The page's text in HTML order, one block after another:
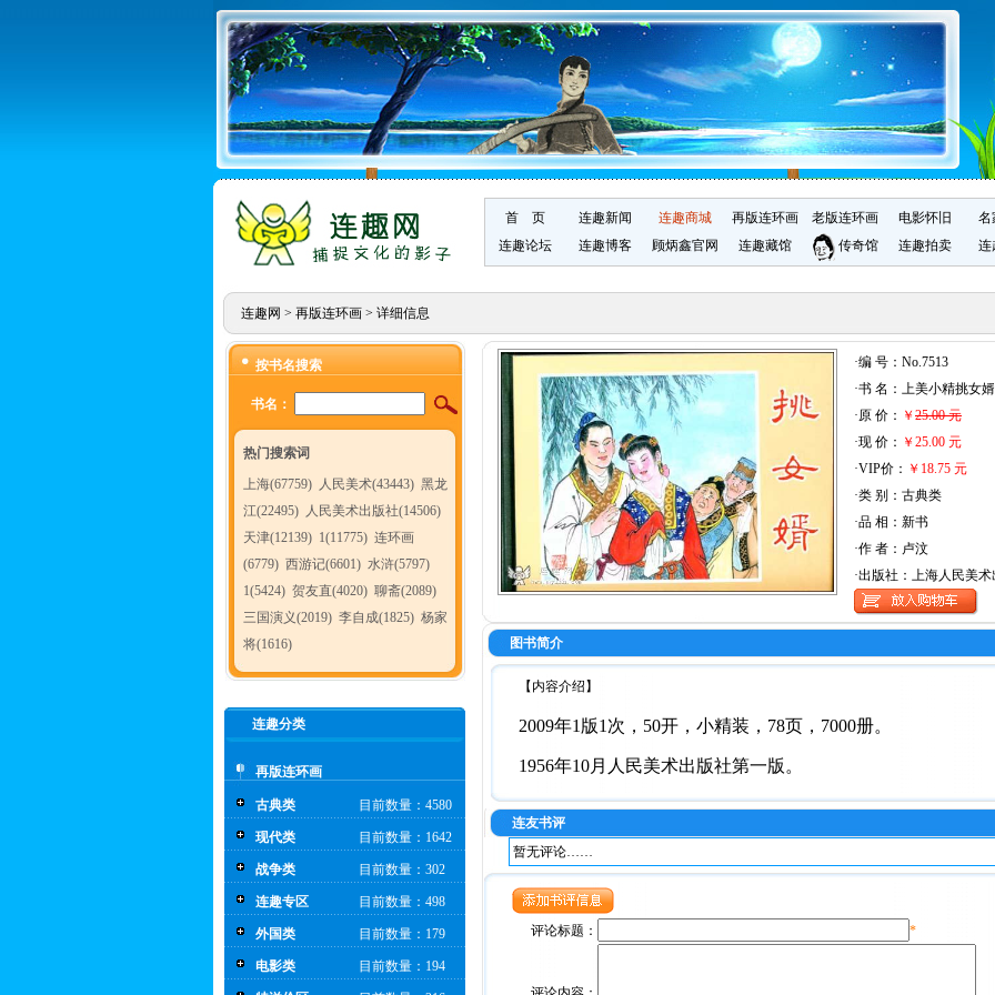
首 页 连趣新闻 连趣商城 再版连环画 老版连环画 电影怀旧
名
连趣论坛
连趣博客 顾炳鑫官网 连趣藏馆 传奇馆 连趣拍卖 连
连趣网 > 再版连环画> 详细信息
按书名搜索
书名：
热门搜索词
上海(67759) 人民美术(43443) 黑龙
江(22495) 人民美术出版社(14506)
天津(12139) 1(11775) 连环画
(6779) 西游记(6601) 水浒(5797)
1(5424) 贺友直(4020) 聊斋(2089)
三国演义(2019) 李自成(1825) 杨家
将(1616)
连趣分类
再版连环画
古典类 目前数量：4580
现代类 目前数量：1642
战争类 目前数量：302
连趣专区 目前数量：498
外国类 目前数量：179
电影类 目前数量：194
·编 号：No.7513
·书 名：上美小精挑女
·原 价： ￥ 25.00 元
·现 价： ￥25.00 元
·VIP价： ￥18.75 元
·类 别：古典类
·品 相：新书
·作 者：卢汶
·出版社：上海人民美
图书简介
【内容介绍】
2009年1版1次，50开，小精装，78页，7000册。
1956年10月人民美术出版社第一版。
连友书评
暂无评论……
评论标题： *